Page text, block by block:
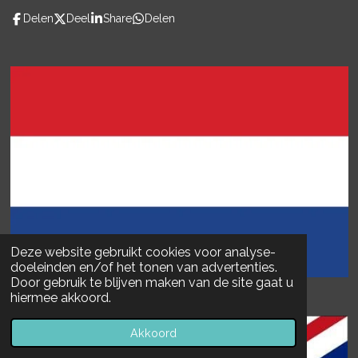
Deze website gebruikt cookies voor analyse-
doeleinden en/of het tonen van advertenties.
Door gebruik te blijven maken van de site gaat u
hiermee akkoord.
Akkoord
0
8
e
o
o
Delen Deel Share Delen